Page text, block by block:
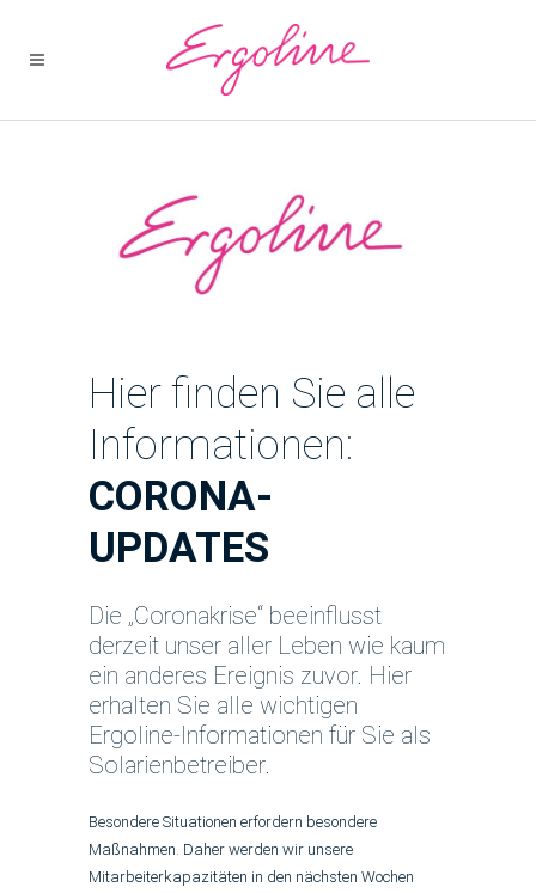
Hier finden Sie alle
Informationen:
CORONA-
UPDATES
Die „Coronakrise“ beeinflusst
derzeit unser aller Leben wie kaum
ein anderes Ereignis zuvor. Hier
erhalten Sie alle wichtigen
Ergoline-Informationen für Sie als
Solarienbetreiber.
Besondere Situationen erfordern besondere
Maßnahmen. Daher werden wir unsere
Mitarbeiterkapazitäten in den nächsten Wochen